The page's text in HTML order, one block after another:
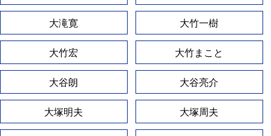
大滝寛 大竹一樹
大竹宏 大竹まこと
大谷朗 大谷亮介
大塚明夫 大塚周夫